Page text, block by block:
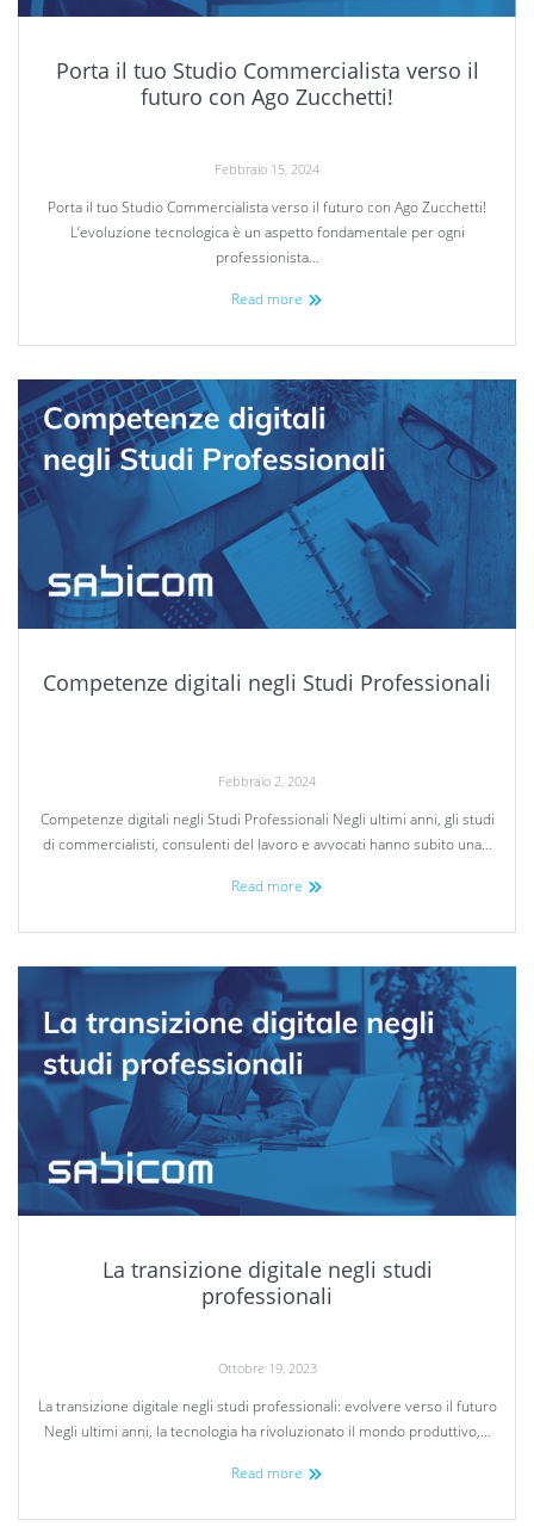
Porta il tuo Studio Commercialista verso il
futuro con Ago Zucchetti!
Febbraio 15, 2024
Porta il tuo Studio Commercialista verso il futuro con Ago Zucchetti!
L’evoluzione tecnologica è un aspetto fondamentale per ogni
professionista…
Read more
Competenze digitali negli Studi Professionali
Febbraio 2, 2024
Competenze digitali negli Studi Professionali Negli ultimi anni, gli studi
di commercialisti, consulenti del lavoro e avvocati hanno subito una…
Read more
La transizione digitale negli studi
professionali
Ottobre 19, 2023
La transizione digitale negli studi professionali: evolvere verso il futuro
Negli ultimi anni, la tecnologia ha rivoluzionato il mondo produttivo,…
Read more